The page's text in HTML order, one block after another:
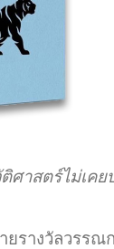
ตร์ไม่เคยบ
ยรางวัลวรรณ